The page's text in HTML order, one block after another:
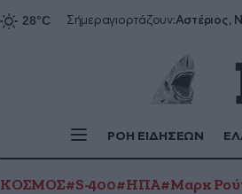
Σήμεραγιορτάζουν:Αστέριος,
ΡΟΗ ΕΙΔΗΣΕΩΝ
ΚΟΣΜΟΣ#S-400#ΗΠΑ#Μαρκ